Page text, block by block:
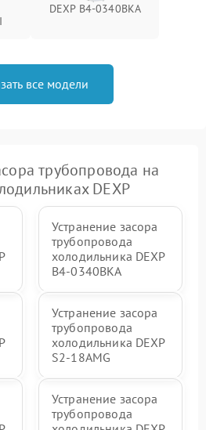
DEXP B4-0340BKA
все модели
трубопровода на
DEXP
Устранение засора
трубопровода
холодильника DEXP
B4-0340BKA
Устранение засора
трубопровода
холодильника DEXP
S2-18AMG
Устранение засора
трубопровода